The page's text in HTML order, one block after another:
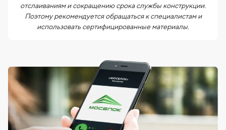
отслаиваниям и сокращению срока службы конструкции.
Поэтому рекомендуется обращаться к специалистам и
использовать сертифицированные материалы.